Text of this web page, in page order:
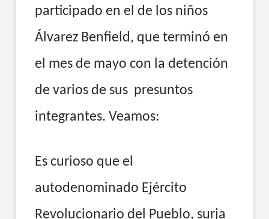
participado en el de los niños
Álvarez Benfield, que terminó en
el mes de mayo con la detención
de varios de sus presuntos
integrantes. Veamos:
Es curioso que el
autodenominado Ejército
Revolucionario del Pueblo, surja